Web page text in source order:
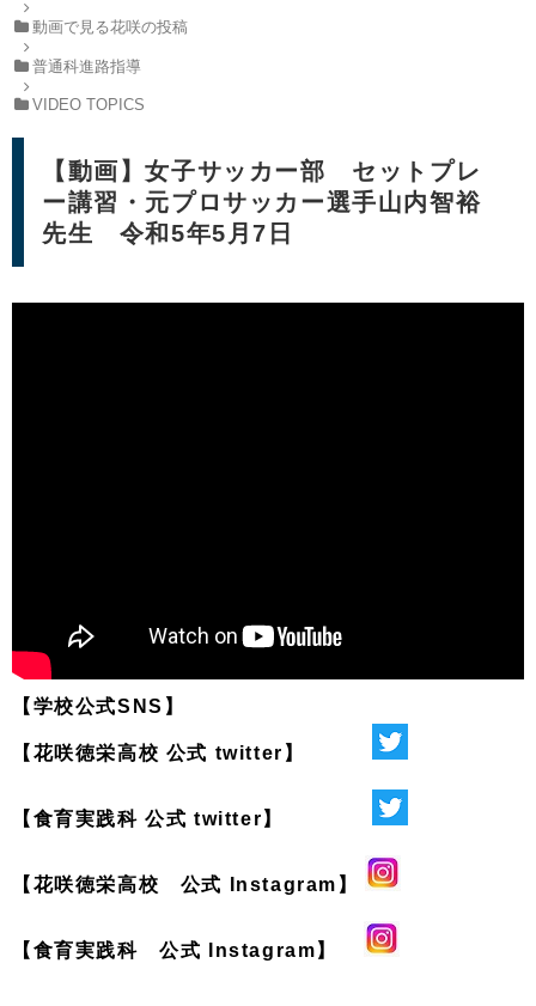
動画で見る花咲の投稿
普通科進路指導
VIDEO TOPICS
【動画】女子サッカー部 セットプレ
ー講習・元プロサッカー選手山内智裕
先生 令和5年5月7日
【学校公式SNS】
【花咲徳栄高校 公式 twitter】
【食育実践科 公式 twitter】
【花咲徳栄高校 公式 Instagram】
【食育実践科 公式 Instagram】